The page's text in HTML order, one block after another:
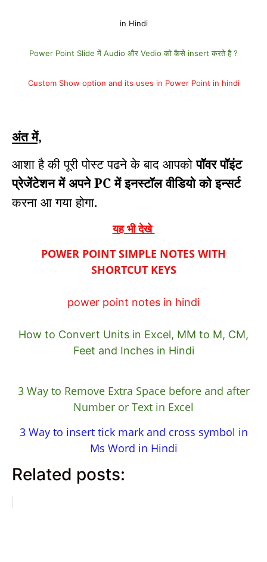
in Hindi
Power Point Slide में Audio और Vedio को कैसे insert करते है ?
Custom Show option and its uses in Power Point in hindi
अंत में,
आशा है की पूरी पोस्ट पढने के बाद आपकोपॉवर पॉइंट
प्रेजेंटेशन में अपने PC में इनस्टॉल वीडियो को इन्सर्ट
करना आ गया होगा.
यह भी देखे
POWER POINT SIMPLE NOTES WITH
SHORTCUT KEYS
power point notes in hindi
How to Convert Units in Excel, MM to M, CM,
Feet and Inches in Hindi
3 Way to Remove Extra Space before and after
Number or Text in Excel
3 Way to insert tick mark and cross symbol in
Ms Word in Hindi
Related posts: